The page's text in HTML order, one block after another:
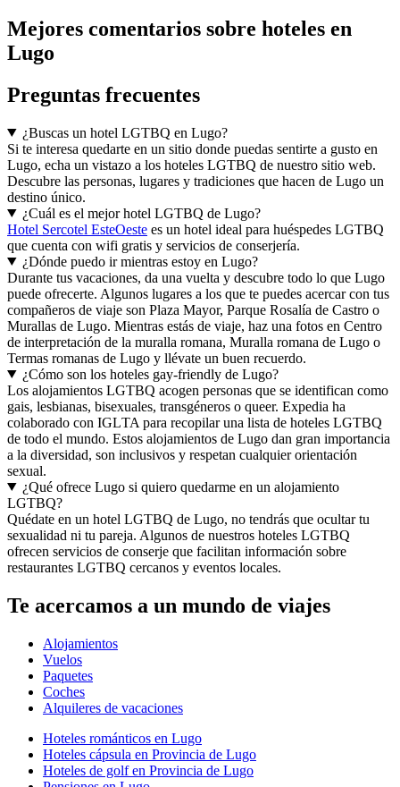
Mejores comentarios sobre hoteles en
Lugo
Preguntas frecuentes
¿Buscas un hotel LGTBQ en Lugo?
Si te interesa quedarte en un sitio donde puedas sentirte a gusto en
Lugo, echa un vistazo a los hoteles LGTBQ de nuestro sitio web.
Descubre las personas, lugares y tradiciones que hacen de Lugo un
destino único.
¿Cuál es el mejor hotel LGTBQ de Lugo?
Hotel Sercotel EsteOeste es un hotel ideal para huéspedes LGTBQ
que cuenta con wifi gratis y servicios de conserjería.
¿Dónde puedo ir mientras estoy en Lugo?
Durante tus vacaciones, da una vuelta y descubre todo lo que Lugo
puede ofrecerte. Algunos lugares a los que te puedes acercar con tus
compañeros de viaje son Plaza Mayor, Parque Rosalía de Castro o
Murallas de Lugo. Mientras estás de viaje, haz una fotos en Centro
de interpretación de la muralla romana, Muralla romana de Lugo o
Termas romanas de Lugo y llévate un buen recuerdo.
¿Cómo son los hoteles gay-friendly de Lugo?
Los alojamientos LGTBQ acogen personas que se identifican como
gais, lesbianas, bisexuales, transgéneros o queer. Expedia ha
colaborado con IGLTA para recopilar una lista de hoteles LGTBQ
de todo el mundo. Estos alojamientos de Lugo dan gran importancia
a la diversidad, son inclusivos y respetan cualquier orientación
sexual.
¿Qué ofrece Lugo si quiero quedarme en un alojamiento
LGTBQ?
Quédate en un hotel LGTBQ de Lugo, no tendrás que ocultar tu
sexualidad ni tu pareja. Algunos de nuestros hoteles LGTBQ
ofrecen servicios de conserje que facilitan información sobre
restaurantes LGTBQ cercanos y eventos locales.
Te acercamos a un mundo de viajes
Alojamientos
Vuelos
Paquetes
Coches
Alquileres de vacaciones
Hoteles románticos en Lugo
Hoteles cápsula en Provincia de Lugo
Hoteles de golf en Provincia de Lugo